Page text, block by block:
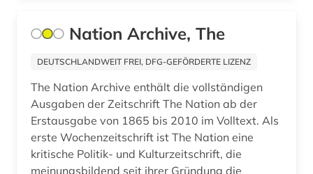
französisches sprachgebiet (1)
frau (1)
frauenbefreiung (1)
Polen (1)
Portugal (1)
Russland, Sowjetunion (1)
Schweden (1)
Schweiz (3)
Nation Archive, The
DEUTSCHLANDWEIT FREI, DFG-GEFÖRDERTE LIZENZ
The Nation Archive enthält die vollständigen
Ausgaben der Zeitschrift The Nation ab der
Erstausgabe von 1865 bis 2010 im Volltext. Als
erste Wochenzeitschrift ist The Nation eine
kritische Politik- und Kulturzeitschrift, die
meinungsbildend seit ihrer Gründung die